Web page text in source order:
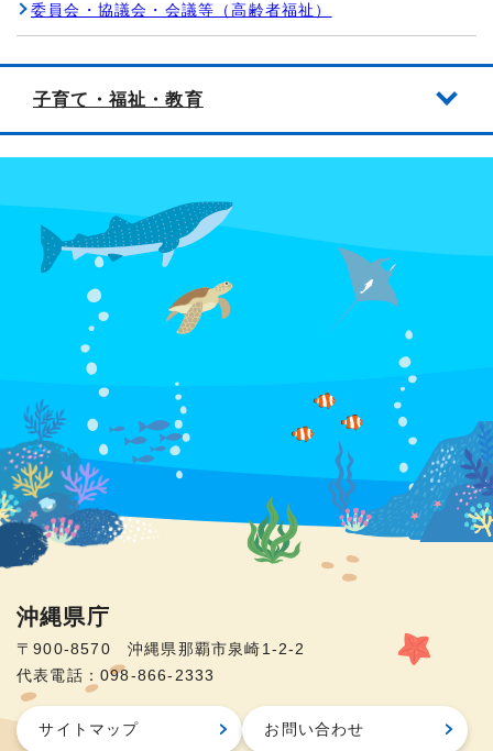
委員会・協議会・会議等（高齢者福祉）
子育て・福祉・教育
沖縄県庁
〒900-8570 沖縄県那覇市泉崎1-2-2
代表電話：098-866-2333
サイトマップ お問い合わせ